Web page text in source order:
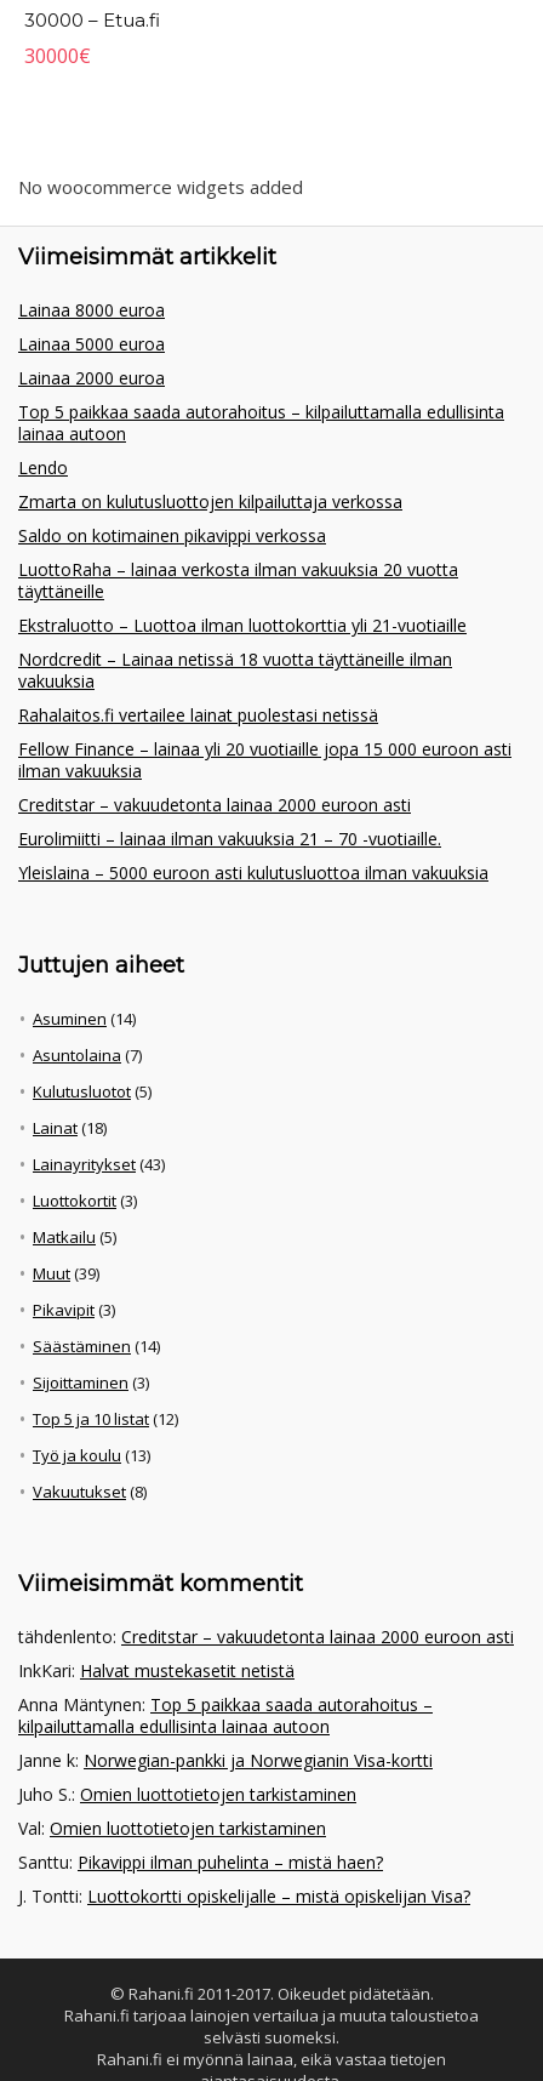
30000 – Etua.fi
30000€
No woocommerce widgets added
Viimeisimmät artikkelit
Lainaa 8000 euroa
Lainaa 5000 euroa
Lainaa 2000 euroa
Top 5 paikkaa saada autorahoitus – kilpailuttamalla edullisinta
lainaa autoon
Lendo
Zmarta on kulutusluottojen kilpailuttaja verkossa
Saldo on kotimainen pikavippi verkossa
LuottoRaha – lainaa verkosta ilman vakuuksia 20 vuotta
täyttäneille
Ekstraluotto – Luottoa ilman luottokorttia yli 21-vuotiaille
Nordcredit – Lainaa netissä 18 vuotta täyttäneille ilman
vakuuksia
Rahalaitos.fi vertailee lainat puolestasi netissä
Fellow Finance – lainaa yli 20 vuotiaille jopa 15 000 euroon asti
ilman vakuuksia
Creditstar – vakuudetonta lainaa 2000 euroon asti
Eurolimiitti – lainaa ilman vakuuksia 21 – 70 -vuotiaille.
Yleislaina – 5000 euroon asti kulutusluottoa ilman vakuuksia
Juttujen aiheet
Asuminen (14)
Asuntolaina (7)
Kulutusluotot(5)
Lainat(18)
Lainayritykset(43)
Luottokortit(3)
Matkailu (5)
Muut(39)
Pikavipit(3)
Säästäminen (14)
Sijoittaminen (3)
Top 5 ja 10 listat(12)
Työ ja koulu (13)
Vakuutukset(8)
Viimeisimmät kommentit
tähdenlento: Creditstar – vakuudetonta lainaa 2000 euroon asti
InkKari: Halvat mustekasetit netistä
Anna Mäntynen: Top 5 paikkaa saada autorahoitus –
kilpailuttamalla edullisinta lainaa autoon
Janne k: Norwegian-pankki ja Norwegianin Visa-kortti
Juho S.: Omien luottotietojen tarkistaminen
Val: Omien luottotietojen tarkistaminen
Santtu: Pikavippi ilman puhelinta – mistä haen?
J. Tontti: Luottokortti opiskelijalle – mistä opiskelijan Visa?
© Rahani.fi 2011-2017. Oikeudet pidätetään.
Rahani.fi tarjoaa lainojen vertailua ja muuta taloustietoa
selvästi suomeksi.
Rahani.fi ei myönnä lainaa, eikä vastaa tietojen